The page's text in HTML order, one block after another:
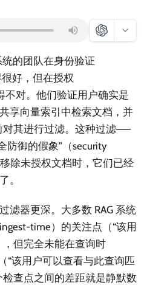
统的团队在身份验证
好，但在授权
不对。他们验证用户确实是
享向量索引中检索文档，并
对其进行过滤。这种过滤——
防御的假象”（security
除未授权文档时，它们已经
。
滤器更深。大多数 RAG 系统
time）的关注点（“该用
，但完全未能在查询时
“该用户可以查看与此查询匹
查点之间的差距就是静默数